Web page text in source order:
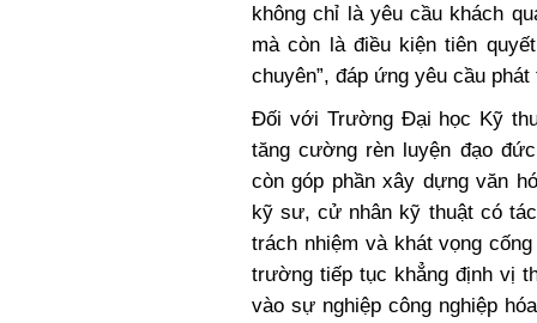
không chỉ là yêu cầu khách
mà còn là điều kiện tiên
chuyên”, đáp ứng yêu cầu
Đối với Trường Đại học Kỹ
tăng cường rèn luyện đạo
còn góp phần xây dựng văn
kỹ sư, cử nhân kỹ thuật có
trách nhiệm và khát vọng
trường tiếp tục khẳng định vị
vào sự nghiệp công nghiệp